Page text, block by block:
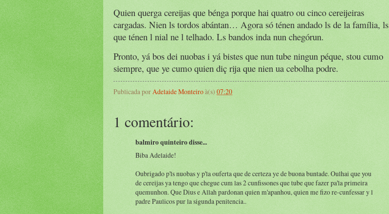
Quien querga cereijas que bénga porque hai quatro ou cinco cereijeiras
cargadas. Nien ls tordos abántan… Agora só ténen andado ls de la família, ls
que ténen l nial ne l telhado. Ls bandos inda nun chegórun.
Pronto, yá bos dei nuobas i yá bistes que nun tube ningun péque, stou cumo
siempre, que ye cumo quien diç rija que nien ua cebolha podre.
Publicada porAdelaide Monteiroà(s) 07:20
1 comentário:
balmiro quinteiro disse...
Biba Adelaide!
Oubrigado p'ls nuobas y p'la ouferta que de certeza ye de buona buntade. Oulhai que you
de cereijas ya tengo que chegue cum las 2 cunfissones que tube que fazer pa'la primeira
quemunhon. Que Dius e Allah pardonan quien m'apanhou, quien me fizo re-cunfessar y l
padre Paulicos pur la sigunda penitencia..